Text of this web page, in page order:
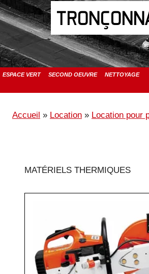
ESPACE VERT SECOND OEUVRE NETTOYAGE
Accueil » Location » Location pour
MATÉRIELS THERMIQUES